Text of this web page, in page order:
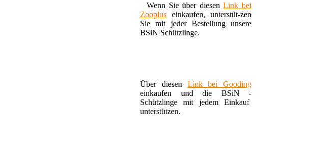
Wenn Sie über diesenLink bei
Zooplus einkaufen, unterstüt-zen
Sie mit jeder Bestellung unsere
BSiN Schützlinge.
Über diesen Link bei Gooding
einkaufen und die BSiN -
Schützlinge mit jedem Einkauf
unterstützen.